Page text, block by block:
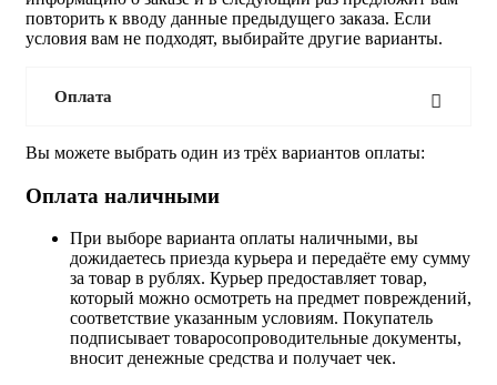
повторить к вводу данные предыдущего заказа. Если
условия вам не подходят, выбирайте другие варианты.
Оплата
Вы можете выбрать один из трёх вариантов оплаты:
Оплата наличными
При выборе варианта оплаты наличными, вы
дожидаетесь приезда курьера и передаёте ему сумму
за товар в рублях. Курьер предоставляет товар,
который можно осмотреть на предмет повреждений,
соответствие указанным условиям. Покупатель
подписывает товаросопроводительные документы,
вносит денежные средства и получает чек.